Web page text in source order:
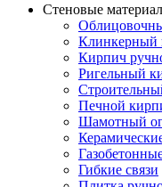
Стеновые
Клинкерный
Кирпич
Ригельный
Печной
Шамотный
Гибкие связи